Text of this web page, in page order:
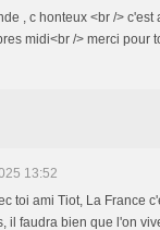
, c honteux <br /> c'est
midi<br /> merci pour
13:52
toi ami Tiot, La France
il faudra bien que l'on